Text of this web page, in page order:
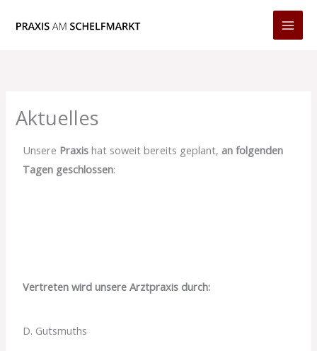
Inhalt
Aktuelles
Unsere Praxis hat soweit bereits geplant, an folgenden
Tagen geschlossen:
Vertreten wird unsere Arztpraxis durch:
D. Gutsmuths